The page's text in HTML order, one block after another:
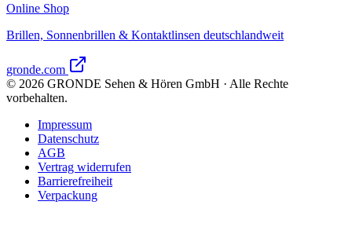
Online Shop
Brillen, Sonnenbrillen & Kontaktlinsen deutschlandweit
gronde.com
© 2026 GRONDE Sehen & Hören GmbH · Alle Rechte
vorbehalten.
Impressum
Datenschutz
AGB
Vertrag widerrufen
Barrierefreiheit
Verpackung